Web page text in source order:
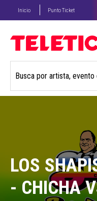
Inicio Punto Ticket
LOS
- CHICHA